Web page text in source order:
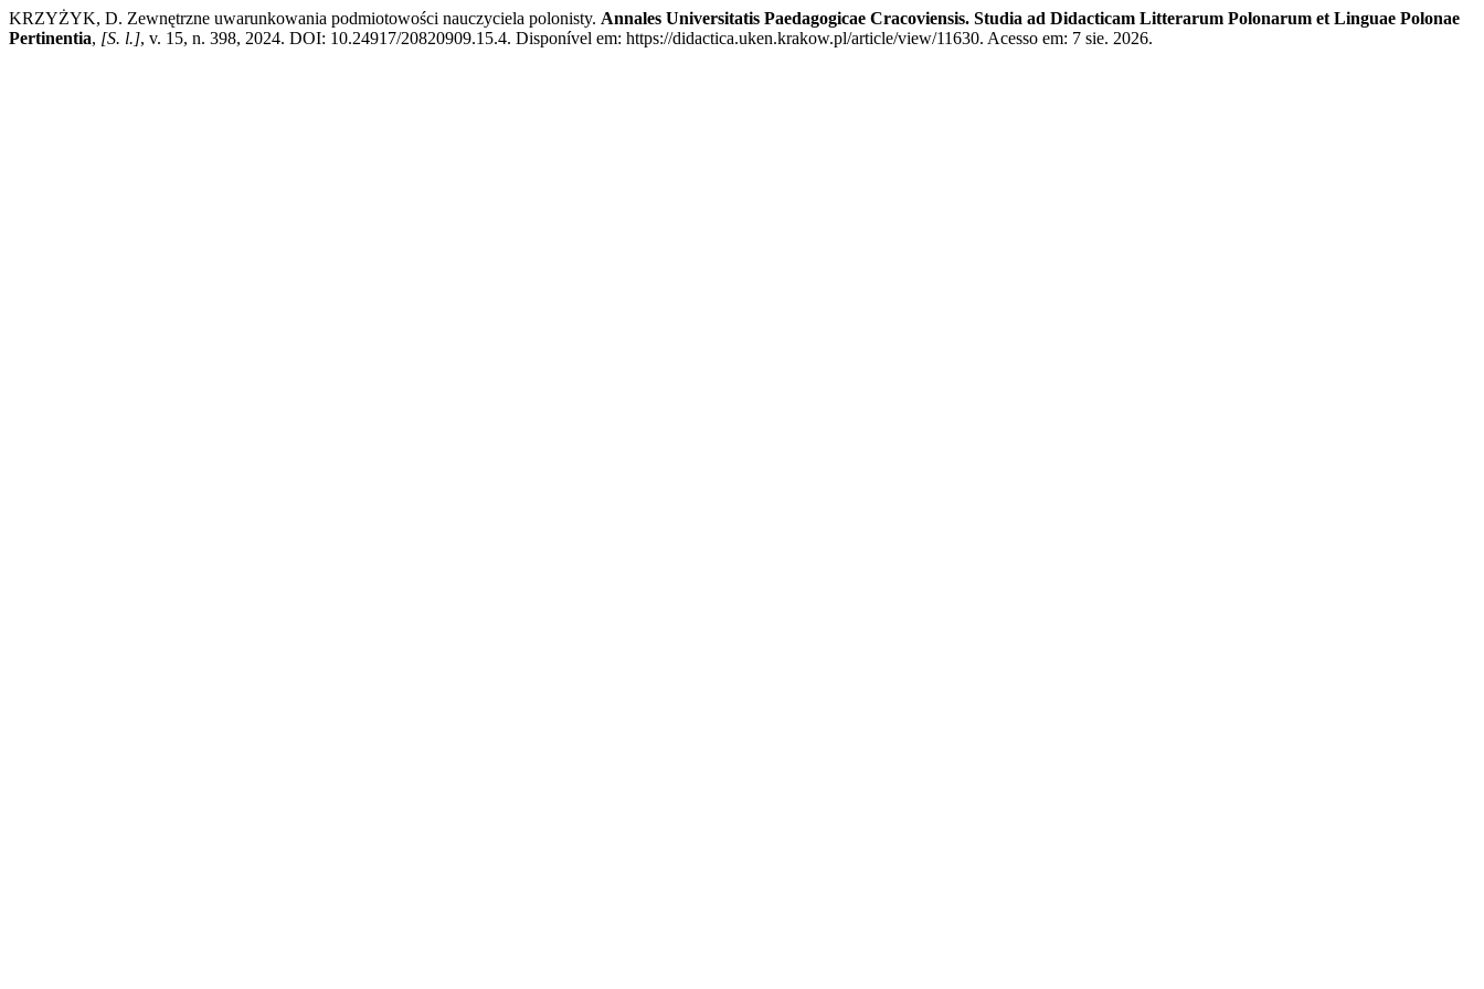
KRZYŻYK, D. Zewnętrzne uwarunkowania podmiotowości nauczyciela polonisty. Annales Universitatis Paedagogicae Cracoviensis. Studia ad Didacticam Litterarum Polonarum et Linguae Polonae
Pertinentia, [S. l.], v. 15, n. 398, 2024. DOI: 10.24917/20820909.15.4. Disponível em: https://didactica.uken.krakow.pl/article/view/11630. Acesso em: 7 sie. 2026.